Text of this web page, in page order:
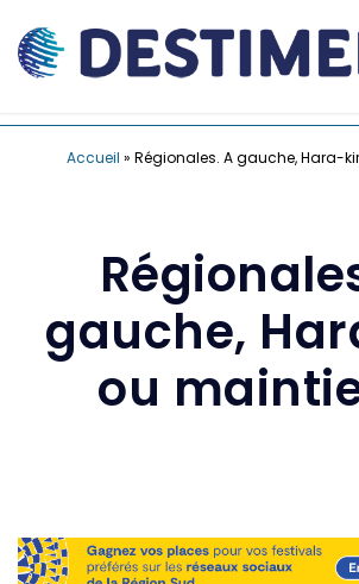
Accueil » Régionales. A gauche, Hara-
gauche,
ou